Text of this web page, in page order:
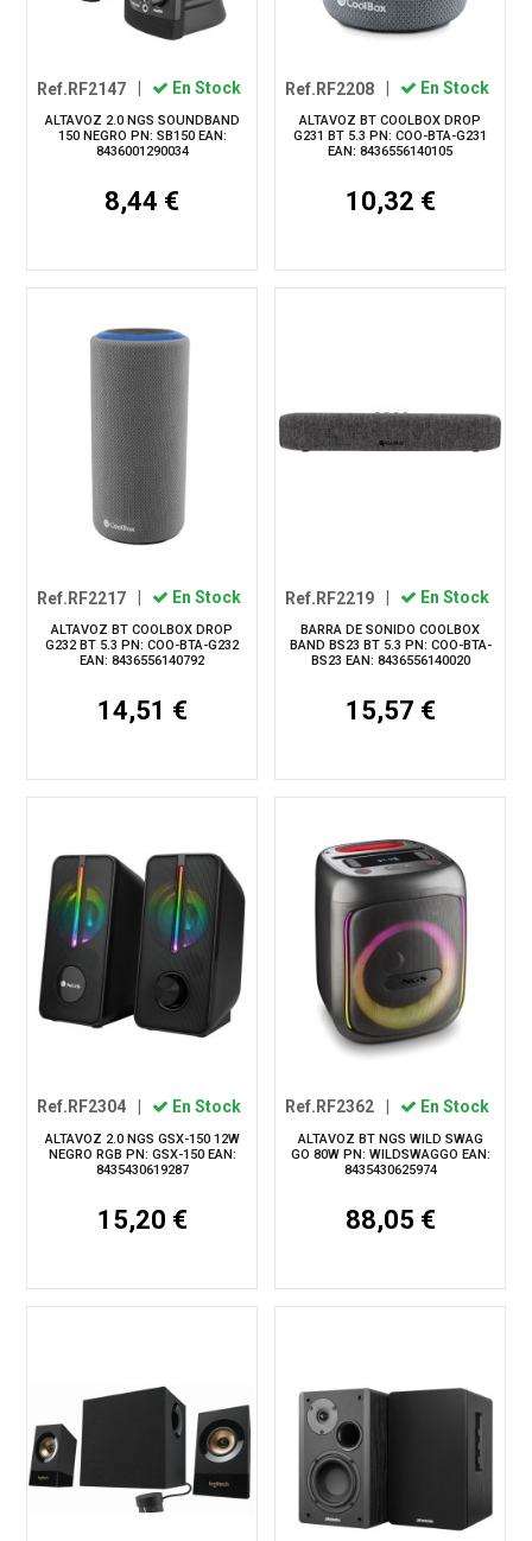
Ref.RF2147 En Stock
ALTAVOZ 2.0 NGS SOUNDBAND
150 NEGRO PN: SB150 EAN:
8436001290034
8,44 €
Ref.RF2208 En Stock
ALTAVOZ BT COOLBOX DROP
G231 BT 5.3 PN: COO-BTA-G231
EAN: 8436556140105
10,32 €
Ref.RF2217 En Stock
ALTAVOZ BT COOLBOX DROP
G232 BT 5.3 PN: COO-BTA-G232
EAN: 8436556140792
14,51 €
Ref.RF2219 En Stock
BARRA DE SONIDO COOLBOX
BAND BS23 BT 5.3 PN: COO-BTA-
BS23 EAN: 8436556140020
15,57 €
Ref.RF2304 En Stock
ALTAVOZ 2.0 NGS GSX-150 12W
NEGRO RGB PN: GSX-150 EAN:
8435430619287
15,20 €
Ref.RF2362 En Stock
ALTAVOZ BT NGS WILD SWAG
GO 80W PN: WILDSWAGGO EAN:
8435430625974
88,05 €